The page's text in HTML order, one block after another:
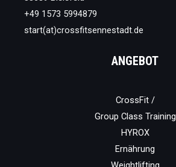
+49 1573 5994879
start(at)crossfitsennestadt.de
ANGEBOT
CrossFit /
Group Class Training
HYROX
Ernährung